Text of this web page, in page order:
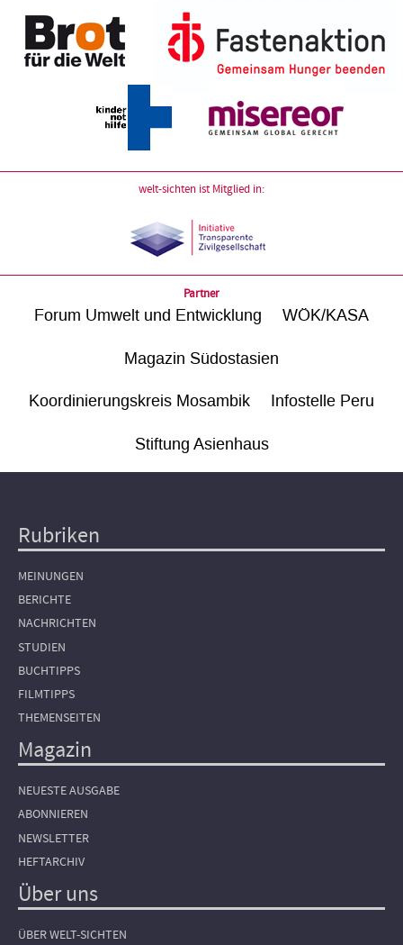
welt-sichten ist Mitglied in:
Partner
Forum Umwelt und Entwicklung WÖK/KASA
Magazin Südostasien
Koordinierungskreis Mosambik Infostelle Peru
Stiftung Asienhaus
Hauptnavigation
Rubriken
MEINUNGEN
BERICHTE
NACHRICHTEN
STUDIEN
BUCHTIPPS
FILMTIPPS
THEMENSEITEN
Magazin
NEUESTE AUSGABE
ABONNIEREN
NEWSLETTER
HEFTARCHIV
Über uns
ÜBER WELT-SICHTEN